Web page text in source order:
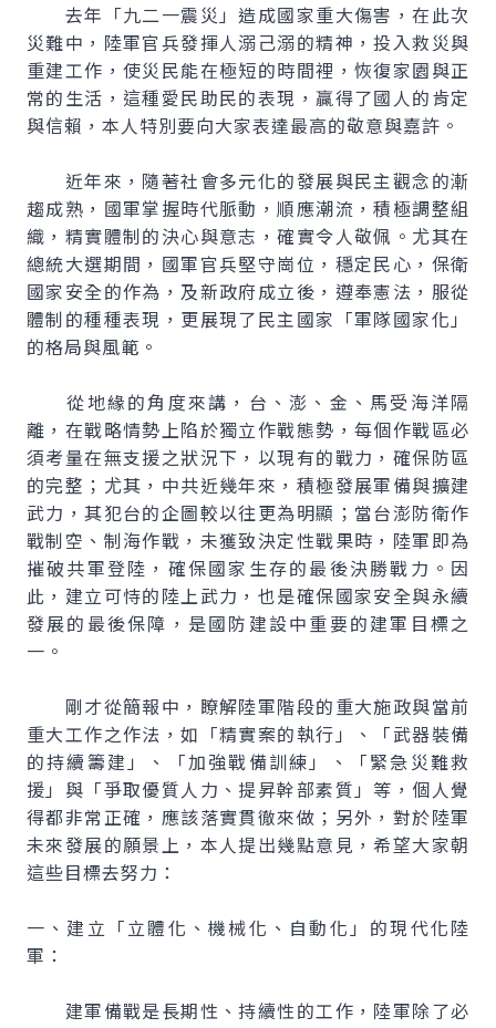
去年「九二一震災」造成國家重大傷害，在此次
災難中，陸軍官兵發揮人溺己溺的精神，投入救災與
重建工作，使災民能在極短的時間裡，恢復家園與正
常的生活，這種愛民助民的表現，贏得了國人的肯定
與信賴，本人特別要向大家表達最高的敬意與嘉許。
近年來，隨著社會多元化的發展與民主觀念的漸
趨成熟，國軍掌握時代脈動，順應潮流，積極調整組
織，精實體制的決心與意志，確實令人敬佩。尤其在
總統大選期間，國軍官兵堅守崗位，穩定民心，保衛
國家安全的作為，及新政府成立後，遵奉憲法，服從
體制的種種表現，更展現了民主國家「軍隊國家化」
的格局與風範。
從地緣的角度來講，台、澎、金、馬受海洋隔
離，在戰略情勢上陷於獨立作戰態勢，每個作戰區必
須考量在無支援之狀況下，以現有的戰力，確保防區
的完整；尤其，中共近幾年來，積極發展軍備與擴建
武力，其犯台的企圖較以往更為明顯；當台澎防衛作
戰制空、制海作戰，未獲致決定性戰果時，陸軍即為
摧破共軍登陸，確保國家生存的最後決勝戰力。因
此，建立可恃的陸上武力，也是確保國家安全與永續
發展的最後保障，是國防建設中重要的建軍目標之
一。
剛才從簡報中，瞭解陸軍階段的重大施政與當前
重大工作之作法，如「精實案的執行」、「武器裝備
的持續籌建」、「加強戰備訓練」、「緊急災難救
援」與「爭取優質人力、提昇幹部素質」等，個人覺
得都非常正確，應該落實貫徹來做；另外，對於陸軍
未來發展的願景上，本人提出幾點意見，希望大家朝
這些目標去努力：
一、建立「立體化、機械化、自動化」的現代化陸
軍：
建軍備戰是長期性、持續性的工作，陸軍除了必